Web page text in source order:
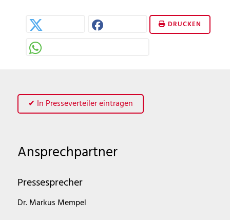
DRUCKEN
✔ In Presseverteiler eintragen
Ansprechpartner
Pressesprecher
Dr. Markus Mempel